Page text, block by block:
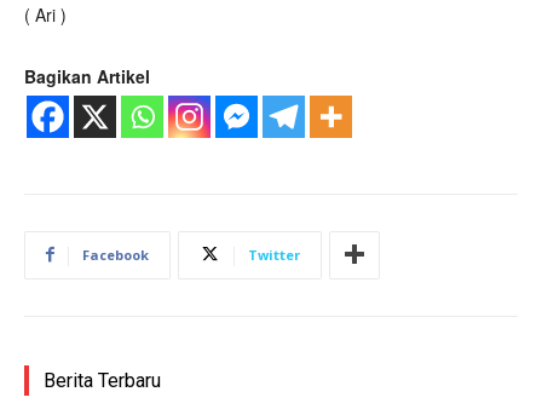
( Ari )
Bagikan Artikel
Facebook Twitter
Berita Terbaru